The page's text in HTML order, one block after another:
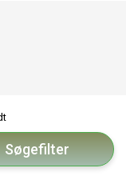
Søgefilter